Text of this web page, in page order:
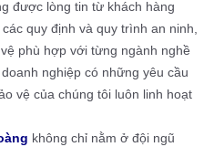
được lòng tin từ khách hàng
quy định và quy trình an ninh,
phù hợp với từng ngành nghề
nghiệp có những yêu cầu
vệ của chúng tôi luôn linh hoạt
không chỉ nằm ở đội ngũ